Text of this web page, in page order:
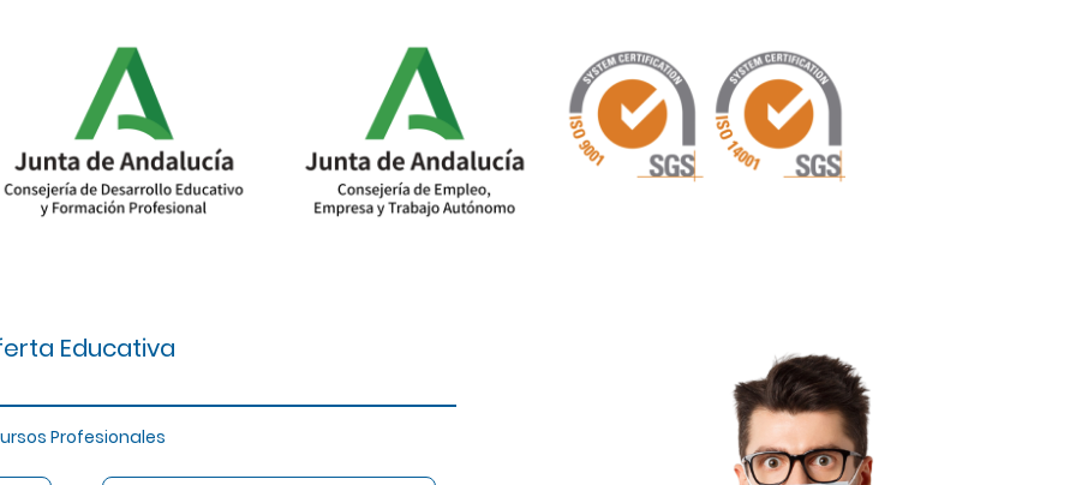
Educativa
Profesionales